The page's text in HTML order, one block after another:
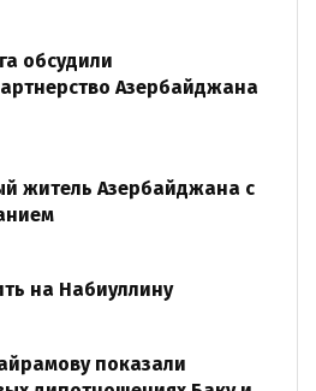
обсудили
Азербайджана
житель Азербайджана с
на Набиуллину
показали